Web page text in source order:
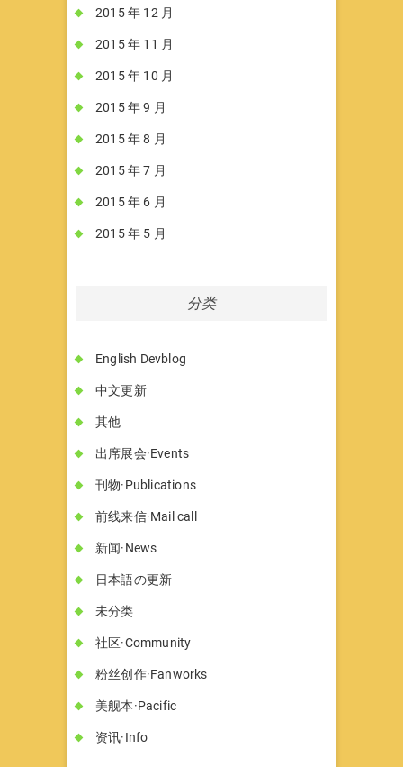
2015 年 12 月
2015 年 11 月
2015 年 10 月
2015 年 9 月
2015 年 8 月
2015 年 7 月
2015 年 6 月
2015 年 5 月
分类
English Devblog
中文更新
其他
出席展会·Events
刊物·Publications
前线来信·Mail call
新闻·News
日本語の更新
未分类
社区·Community
粉丝创作·Fanworks
美舰本·Pacific
资讯·Info